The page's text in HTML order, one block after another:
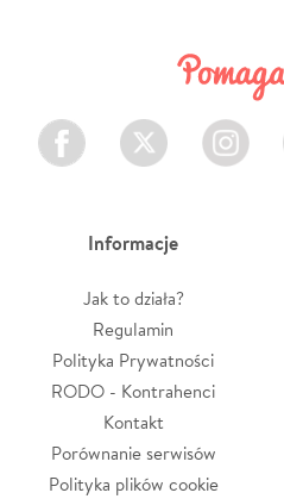
Facebook Twitter Instagram
Informacje
Jak to działa?
Regulamin
Polityka Prywatności
RODO - Kontrahenci
Kontakt
Porównanie serwisów
Polityka plików cookie